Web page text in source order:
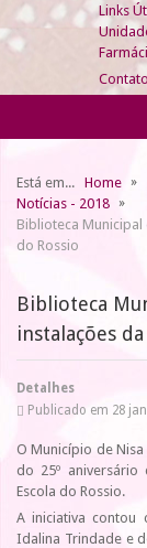
Links
Está em... Home
Notícias - 2018
Biblioteca Municipal
do Rossio
Biblioteca
instalações
Detalhes
Publicado em 28
O Município de
do 25º aniversário
Escola do Rossio.
A iniciativa contou
Idalina Trindade e